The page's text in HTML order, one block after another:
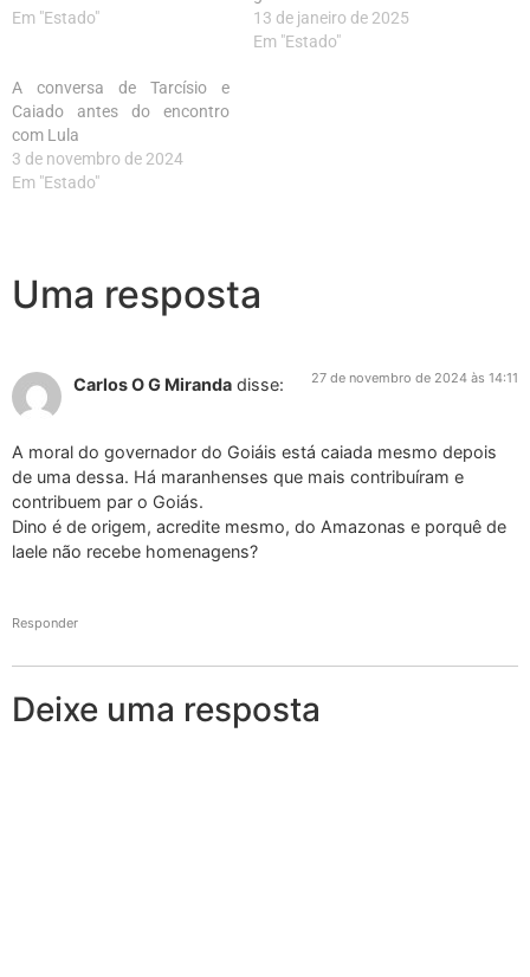
Em "Estado"
13 de janeiro de 2025
Em "Estado"
A conversa de Tarcísio e
Caiado antes do encontro
com Lula
3 de novembro de 2024
Em "Estado"
Uma resposta
Carlos O G Miranda disse: 27 de novembro de 2024 às 14:11
A moral do governador do Goiáis está caiada mesmo depois
de uma dessa. Há maranhenses que mais contribuíram e
contribuem par o Goiás.
Dino é de origem, acredite mesmo, do Amazonas e porquê de
laele não recebe homenagens?
Responder
Deixe uma resposta